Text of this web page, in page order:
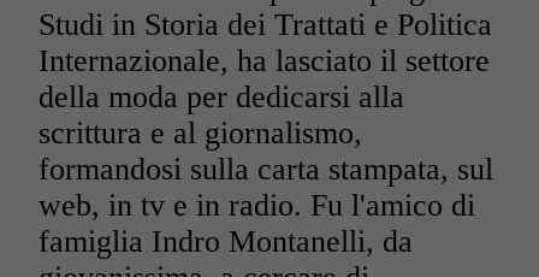
Studi in Storia dei Trattati e Politica
Internazionale, ha lasciato il settore
della moda per dedicarsi alla
scrittura e al giornalismo,
formandosi sulla carta stampata, sul
web, in tv e in radio. Fu l'amico di
famiglia Indro Montanelli, da